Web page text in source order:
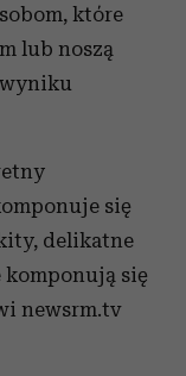
które
lub noszą
się
delikatne
komponują się
newsrm.tv